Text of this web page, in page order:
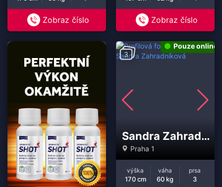
Zobraz číslo Zobraz číslo
Pouze online
3
Sandra Zahradníková
Praha 1
výška
170 cm
váha
60 kg
prsa
3